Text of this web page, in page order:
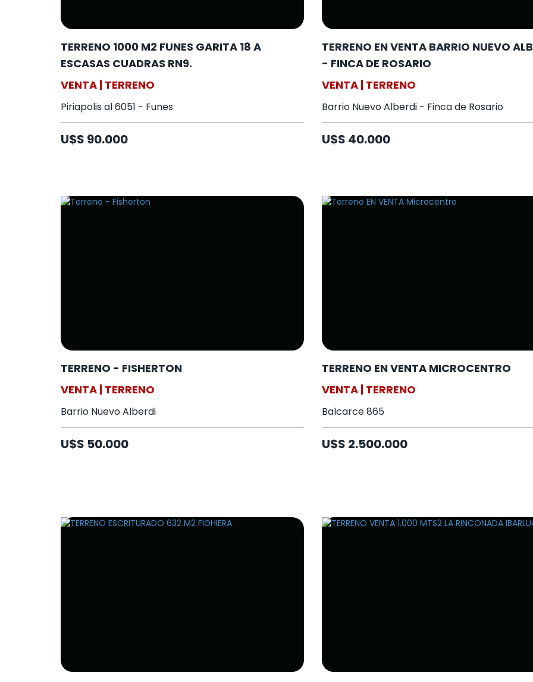
TERRENO 1000 M2 FUNES GARITA 18 A
ESCASAS CUADRAS RN9.
VENTA | TERRENO
Piriapolis al 6051 - Funes
U$S 90.000
TERRENO EN VENTA BARRIO NUEVO
- FINCA DE ROSARIO
VENTA | TERRENO
Barrio Nuevo Alberdi - Finca de Rosario
U$S 40.000
TERRENO - FISHERTON
VENTA | TERRENO
Barrio Nuevo Alberdi
U$S 50.000
TERRENO EN VENTA MICROCENTRO
VENTA | TERRENO
Balcarce 865
U$S 2.500.000